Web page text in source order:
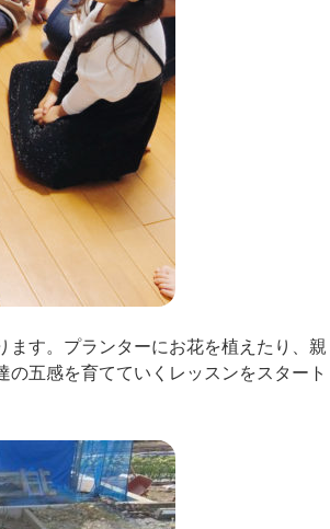
ます。プランターにお花を植えたり、親
五感を育てていくレッスンをスタート